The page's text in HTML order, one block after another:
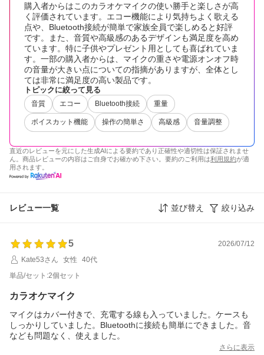
購入者からはこのカラオケマイクの使い勝手と楽しさが高
く評価されています。エコー機能により気持ちよく歌える
点や、Bluetooth接続が簡単で家族全員で楽しめると好評
です。また、音質や高級感のあるデザインも満足度を高め
ています。特に子供やプレゼント用としても喜ばれていま
す。一部の購入者からは、マイクの重さや電源オンオフ時
の音量が大きい点についての指摘がありますが、全体とし
ては非常に満足度の高い製品です。
トピックに絞って見る
音質 エコー Bluetooth接続 重量
ボイスカット機能 操作の簡単さ 高級感 音量調整
直近のレビューを元にした生成AIによる要約であり正確性や適切性は保証されませ
ん。商品レビューの内容はご自身でお確かめ下さい。要約のご利用は利用規約が適
用されます。
レビュー一覧 並び替え 絞り込み
5
2026/07/12
Kate53さん
女性
40代
単品/セット:2個セット
カラオケマイク
マイクはカバー付きで、充電する線も入っていました。ケースも
しっかりしていました。Bluetoothに接続も簡単にできました。音
なども問題なく、使えました。
さらに表示